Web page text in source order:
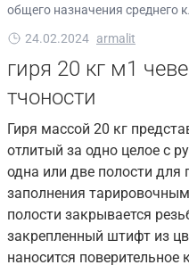
общего назначения среднего
24.02.2024 armalit
гиря 20 кг м1
тчоности
Гиря массой 20 кг
отлитый за одно целое с
одна или две полости для
заполнения
полости закрывается
закрепленный штифт из
наносится поверительное